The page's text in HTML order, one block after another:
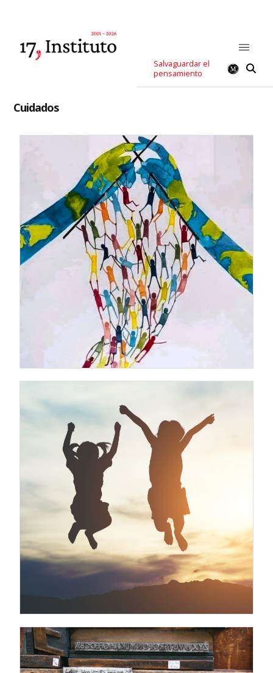
Salvaguardar el
pensamiento
Cuidados